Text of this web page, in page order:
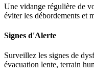
Une vidange régulière de
éviter les débordements et
Signes d'Alerte
Surveillez les signes de
évacuation lente, terrain